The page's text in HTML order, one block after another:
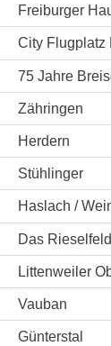
Freiburger
City Flugplatz
75 Jahre
Zähringen
Herdern
Stühlinger
Haslach /
Das Rieselfeld
Littenweiler
Vauban
Günterstal